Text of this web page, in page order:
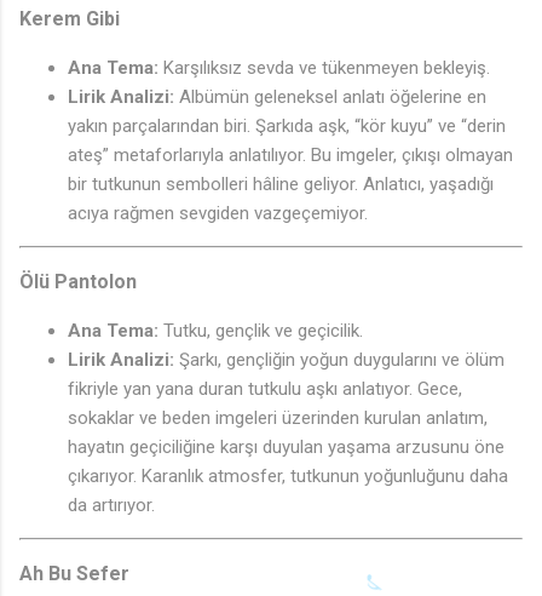
Kerem Gibi
Ana Tema: Karşılıksız sevda ve tükenmeyen bekleyiş.
Lirik Analizi: Albümün geleneksel anlatı öğelerine en
yakın parçalarından biri. Şarkıda aşk, “kör kuyu” ve “derin
ateş” metaforlarıyla anlatılıyor. Bu imgeler, çıkışı olmayan
bir tutkunun sembolleri hâline geliyor. Anlatıcı, yaşadığı
acıya rağmen sevgiden vazgeçemiyor.
Ölü Pantolon
Ana Tema: Tutku, gençlik ve geçicilik.
Lirik Analizi: Şarkı, gençliğin yoğun duygularını ve ölüm
fikriyle yan yana duran tutkulu aşkı anlatıyor. Gece,
sokaklar ve beden imgeleri üzerinden kurulan anlatım,
hayatın geçiciliğine karşı duyulan yaşama arzusunu öne
çıkarıyor. Karanlık atmosfer, tutkunun yoğunluğunu daha
da artırıyor.
Ah Bu Sefer